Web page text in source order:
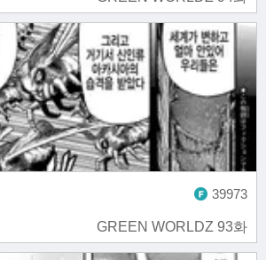
GREEN WORLDZ 93화
39973